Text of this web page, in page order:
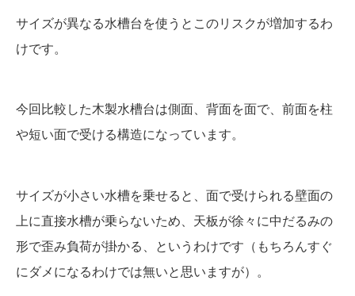
サイズが異なる水槽台を使うとこのリスクが増加するわ
けです。
今回比較した木製水槽台は側面、背面を面で、前面を柱
や短い面で受ける構造になっています。
サイズが小さい水槽を乗せると、面で受けられる壁面の
上に直接水槽が乗らないため、天板が徐々に中だるみの
形で歪み負荷が掛かる、というわけです（もちろんすぐ
にダメになるわけでは無いと思いますが）。